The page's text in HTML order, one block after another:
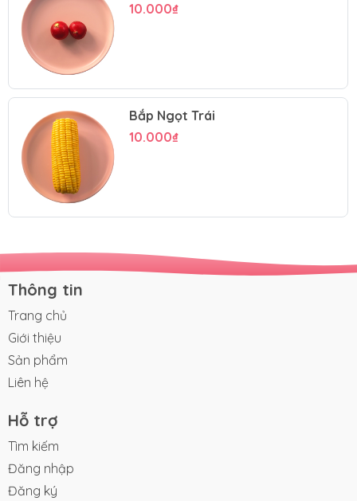
10.000₫
Bắp Ngọt Trái
10.000₫
Thông tin
Trang chủ
Giới thiệu
Sản phẩm
Liên hệ
Hỗ trợ
Tìm kiếm
Đăng nhập
Đăng ký